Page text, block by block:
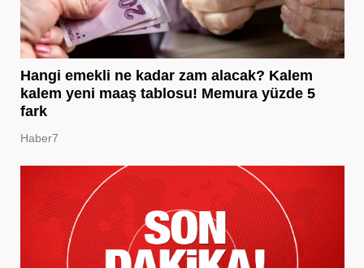
Hangi emekli ne kadar zam alacak? Kalem
kalem yeni maaş tablosu! Memura yüzde 5
fark
Haber7